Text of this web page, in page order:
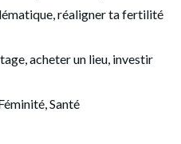
réaligner ta fertilité
acheter un lieu, investir
Santé